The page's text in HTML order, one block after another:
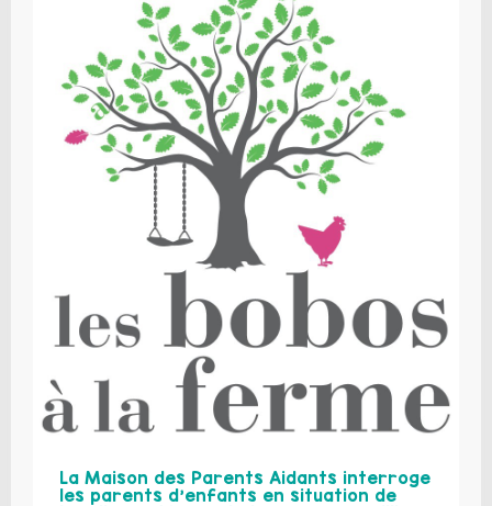
La Maison des Parents Aidants interroge
les parents d’enfants en situation de